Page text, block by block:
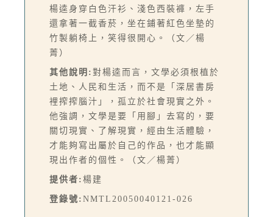
楊逵身穿白色汗衫、淺色西裝褲，左手
還拿著一截香菸，坐在鋪著紅色坐墊的
竹製躺椅上，笑得很開心。（文／楊
菁）
其他說明: 對楊逵而言，文學必須根植於
土地、人民和生活，而不是「深居書房
裡搾搾腦汁」，孤立於社會現實之外。
他強調，文學是要「用腳」去寫的，要
關切現實、了解現實，經由生活體驗，
才能夠寫出屬於自己的作品，也才能顯
現出作者的個性。（文／楊菁）
提供者: 楊建
登錄號: NMTL20050040121-026